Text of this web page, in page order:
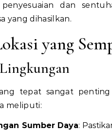
dan
yang dihasilkan.
yang
tepat sangat
meliputi:
Sumber Daya: